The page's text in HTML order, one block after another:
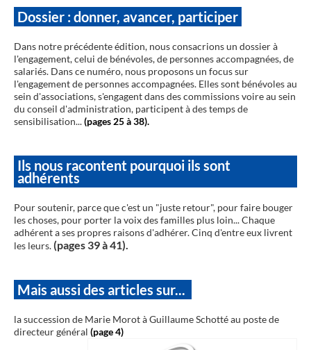
Dossier : donner, avancer, participer
Dans notre précédente édition, nous consacrions un dossier à
l'engagement, celui de bénévoles, de personnes accompagnées, de
salariés. Dans ce numéro, nous proposons un focus sur
l'engagement de personnes accompagnées. Elles sont bénévoles au
sein d'associations, s'engagent dans des commissions voire au sein
du conseil d'administration, participent à des temps de
sensibilisation...(pages 25 à 38).
Ils nous racontent pourquoi ils sont
adhérents
Pour soutenir, parce que c'est un "juste retour", pour faire bouger
les choses, pour porter la voix des familles plus loin... Chaque
adhérent a ses propres raisons d'adhérer. Cinq d'entre eux livrent
les leurs.(pages 39 à 41).
Mais aussi des articles sur...
la succession de Marie Morot à Guillaume Schotté au poste de
directeur général (page 4)